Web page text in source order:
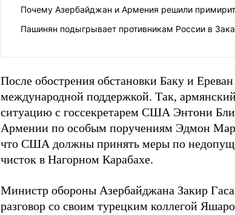
Почему Азербайджан и Армения решили
Пашинян подыгрывает противникам России в
После обострения обстановки Баку и
международной поддержкой. Так,
ситуацию с госсекретарем США Энтони
Армении по особым поручениям Эдмон
что США должны принять меры по
чисток в Нагорном Карабахе.
Министр обороны Азербайджана Закир
разговор со своим турецким коллегой